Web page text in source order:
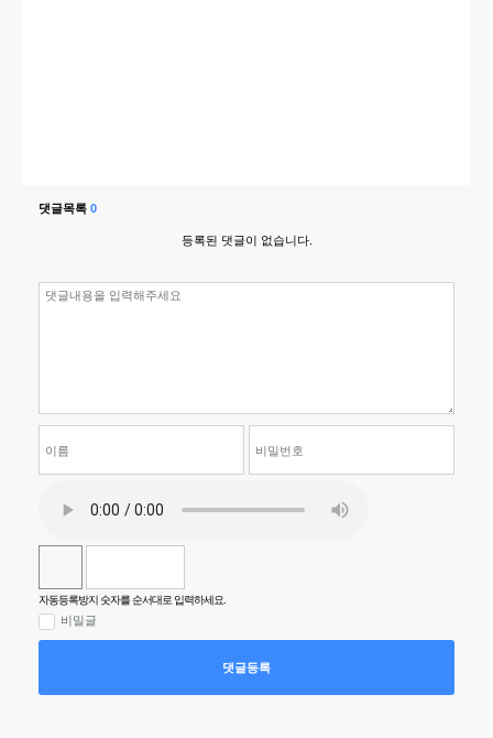
댓글목록 0
등록된 댓글이 없습니다.
자동등록방지 숫자를 순서대로 입력하세요.
비밀글
댓글등록